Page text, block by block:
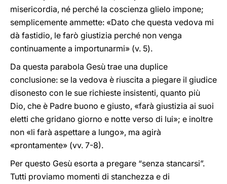
misericordia, né perché la coscienza glielo impone;
semplicemente ammette: «Dato che questa vedova mi
dà fastidio, le farò giustizia perché non venga
continuamente a importunarmi» (v. 5).
Da questa parabola Gesù trae una duplice
conclusione: se la vedova è riuscita a piegare il giudice
disonesto con le sue richieste insistenti, quanto più
Dio, che è Padre buono e giusto, «farà giustizia ai suoi
eletti che gridano giorno e notte verso di lui»; e inoltre
non «li farà aspettare a lungo», ma agirà
«prontamente» (vv. 7-8).
Per questo Gesù esorta a pregare “senza stancarsi”.
Tutti proviamo momenti di stanchezza e di